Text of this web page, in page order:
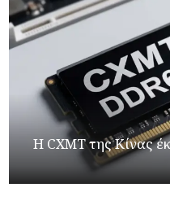
Η CXMT της Κίνας